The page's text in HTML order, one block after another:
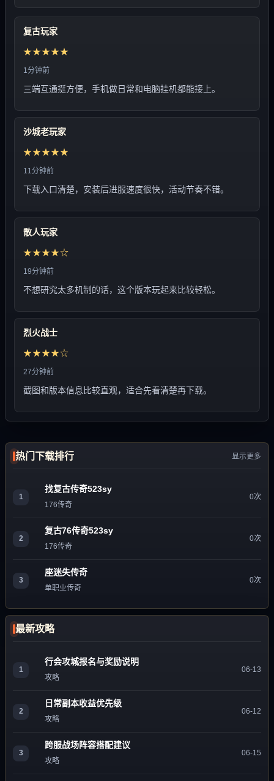
复古玩家
★★★★★
1分钟前
三端互通挺方便，手机做日常和电脑挂机都能接上。
沙城老玩家
★★★★★
11分钟前
下载入口清楚，安装后进服速度很快，活动节奏不错。
散人玩家
★★★★☆
19分钟前
不想研究太多机制的话，这个版本玩起来比较轻松。
烈火战士
★★★★☆
27分钟前
截图和版本信息比较直观，适合先看清楚再下载。
热门下载排行 显示更多
1
找复古传奇523sy
176传奇
0次
2
复古76传奇523sy
176传奇
0次
3
座迷失传奇
单职业传奇
0次
最新攻略
1
行会攻城报名与奖励说明
攻略
06-13
2
日常副本收益优先级
攻略
06-12
3
跨服战场阵容搭配建议
攻略
06-15